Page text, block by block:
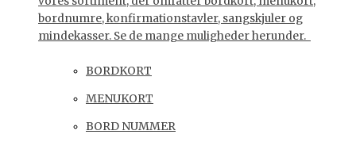
bordnumre, konfirmationstavler, sangskjuler og
mindekasser. Se de mange muligheder herunder.
BORDKORT
MENUKORT
BORD NUMMER